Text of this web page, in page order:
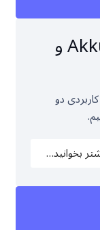
تفاوت حالت های Akkusativ و
دو
بخوانید…